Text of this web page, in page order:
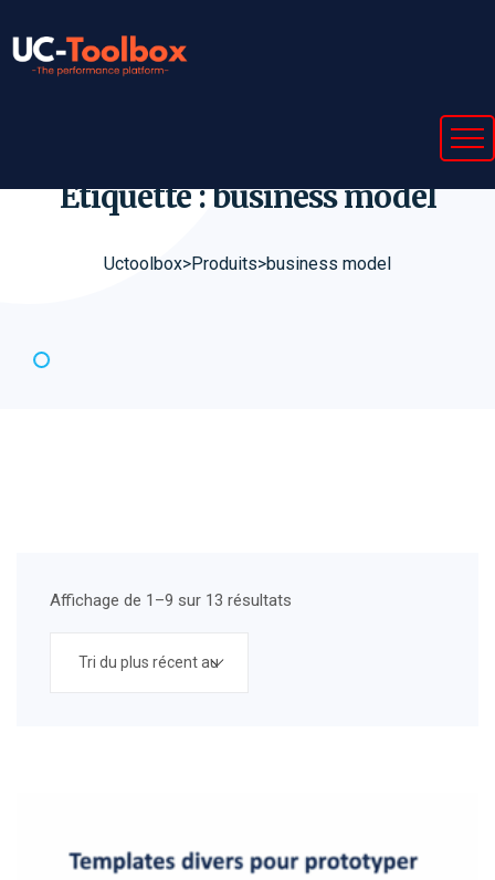
Étiquette : businessmodel
Uctoolbox>Produits>business model
Affichage de 1–9 sur 13 résultats